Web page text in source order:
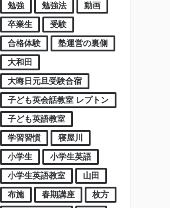
勉強
勉強法
動画
卒業生
受験
合格体験
塾運営の裏側
大和田
大晦日元旦受験合宿
子ども英会話教室 レプトン
子ども英語教室
学習習慣
寝屋川
小学生
小学生英語
小学生英語教室
山田
布施
春期講座
枚方